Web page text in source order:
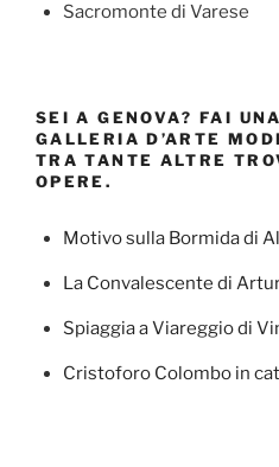
Sacromonte di Varese
SEI A GENOVA? FAI
GALLERIA D’ARTE
TRA TANTE ALTRE
OPERE.
Motivo sulla Bormida di
La Convalescente di
Spiaggia a Viareggio di
Cristoforo Colombo in